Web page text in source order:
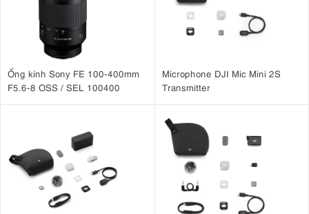
Ống kính Sony FE 100-400mm
F5.6-8 OSS / SEL 100400
Microphone DJI Mic Mini 2S
Transmitter